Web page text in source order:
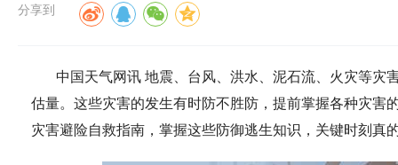
分享到
中国天气网讯 地震、台风、洪水、泥石流、火灾等灾
估量。这些灾害的发生有时防不胜防，提前掌握各种灾害
灾害避险自救指南，掌握这些防御逃生知识，关键时刻真